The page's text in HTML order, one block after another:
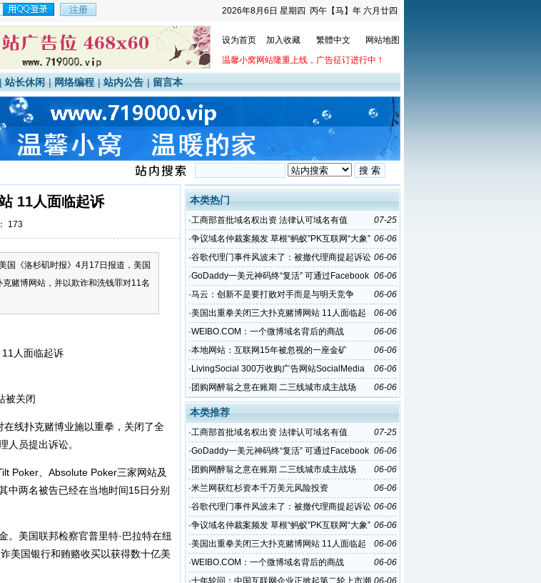
2026年8月6日 星期四 丙午【马】年 六月廿四
设为首页 加入收藏 繁體中文
网站地图
温馨小窝网站隆重上线，广告征订进行中！
|站长休闲 |网络编程 |站内公告 |留言本
11人面临起诉
173
杉矶时报》4月17日报道，美国
赌博网站，并以欺诈和洗钱罪对11名
关闭
线扑克赌博业施以重拳，关闭了全
人员提出诉讼。
Poker、Absolute Poker三家网站及
中两名被告已经在当地时间15日分别
美国联邦检察官普里特·巴拉特在纽
美国银行和贿赂收买以获得数十亿美
本类热门
07-25
·工商部首批域名权出资 法律认可域名有值
06-06
·争议域名仲裁案频发 草根“蚂蚁”PK互联网“大象”
06-06
·谷歌代理门事件风波未了：被撤代理商提起诉讼
06-06
·GoDaddy一美元神码终“复活” 可通过Facebook
获得
06-06
·马云：创新不是要打败对手而是与明天竞争
06-06
·美国出重拳关闭三大扑克赌博网站 11人面临起
诉
06-06
·WEIBO.COM：一个微博域名背后的商战
06-06
·本地网站：互联网15年被忽视的一座金矿
06-06
· LivingSocial 300万收购广告网站SocialMedia
06-06
· 团购网醉翁之意在账期 二三线城市成主战场
本类推荐
07-25
·工商部首批域名权出资 法律认可域名有值
06-06
·GoDaddy一美元神码终“复活” 可通过Facebook
获得
06-06
· 团购网醉翁之意在账期 二三线城市成主战场
06-06
·米兰网获红杉资本千万美元风险投资
06-06
·谷歌代理门事件风波未了：被撤代理商提起诉讼
06-06
·争议域名仲裁案频发 草根“蚂蚁”PK互联网“大象”
06-06
·美国出重拳关闭三大扑克赌博网站 11人面临起
诉
06-06
·WEIBO.COM：一个微博域名背后的商战
06-06
·十年轮回：中国互联网企业正掀起第二轮上市潮